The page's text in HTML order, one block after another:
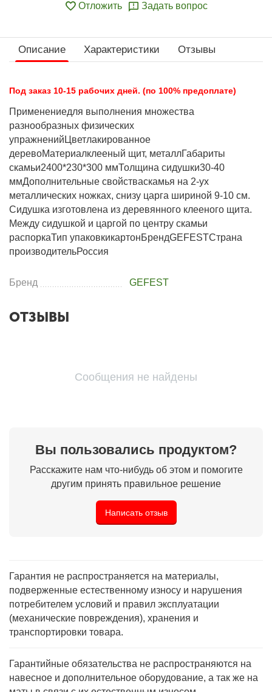
Отложить Задать вопрос
Описание Характеристики Отзывы
Под заказ 10-15 рабочих дней. (по 100% предоплате)
Применениедля выполнения множества
разнообразных физических
упражненийЦветлакированное
деревоМатериалклееный щит, металлГабариты
скамьи2400*230*300 ммТолщина сидушки30-40
ммДополнительные свойстваскамья на 2-ух
металлических ножках, снизу царга шириной 9-10 см.
Сидушка изготовлена из деревянного клееного щита.
Между сидушкой и царгой по центру скамьи
распоркаТип упаковкикартонБрендGEFESTСтрана
производительРоссия
Бренд GEFEST
ОТЗЫВЫ
Сообщения не найдены
Вы пользовались продуктом?
Расскажите нам что-нибудь об этом и помогите
другим принять правильное решение
Написать отзыв
Гарантия не распространяется на материалы,
подверженные естественному износу и нарушения
потребителем условий и правил эксплуатации
(механические повреждения), хранения и
транспортировки товара.
Гарантийные обязательства не распространяются на
навесное и дополнительное оборудование, а так же на